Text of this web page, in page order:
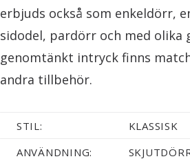
erbjuds också som enkeldörr,
sidodel, pardörr och med olika
genomtänkt intryck finns
andra tillbehör.
STIL:
KLASSISK
ANVÄNDNING: